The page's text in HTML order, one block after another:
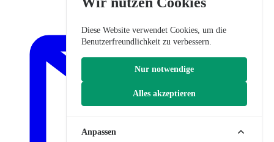
Diese Website verwendet Cookies, um die
Benutzerfreundlichkeit zu verbessern.
Nur notwendige
Alles akzeptieren
Anpassen